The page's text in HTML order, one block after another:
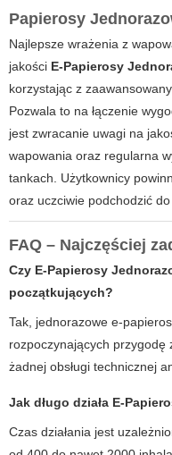
Papierosy
Najlepsze wrażenia z
jakości E-Papierosy
korzystając z
Pozwala to na łączenie
jest zwracanie uwagi na
wapowania oraz regularna
tankach. Użytkownicy
oraz uczciwie podchodzić
FAQ – Najczęściej
Czy E-Papierosy
początkujących?
Tak, jednorazowe e-
rozpoczynających przygodę
żadnej obsługi technicznej
Jak długo działa E-
Czas działania jest